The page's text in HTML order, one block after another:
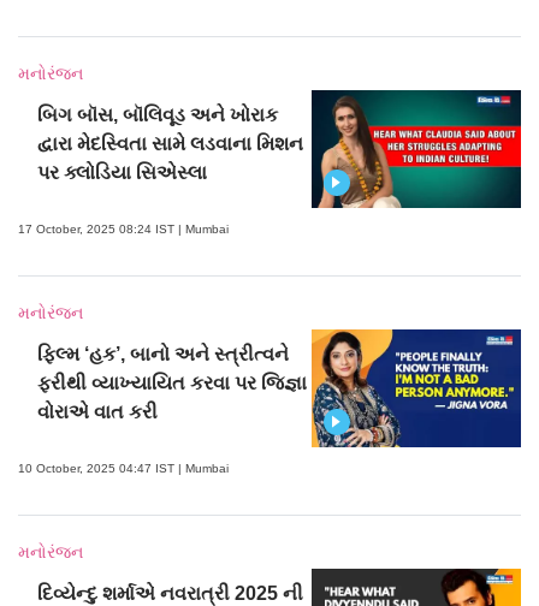
મનોરંજન
બિગ બૉસ, બૉલિવૂડ અને ખોરાક
દ્વારા મેદસ્વિતા સામે લડવાના મિશન
પર ક્લોડિયા સિએસ્લા
17 October, 2025 08:24 IST | Mumbai
મનોરંજન
ફિલ્મ ‘હક’, બાનો અને સ્ત્રીત્વને
ફરીથી વ્યાખ્યાયિત કરવા પર જિજ્ઞા
વોરાએ વાત કરી
10 October, 2025 04:47 IST | Mumbai
મનોરંજન
દિવ્યેન્દુ શર્માએ નવરાત્રી 2025 ની